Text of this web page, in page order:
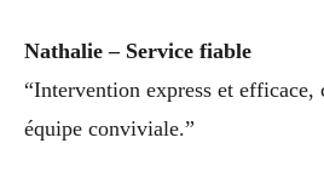
Nathalie – Service fiable
“Intervention express et efficace,
équipe conviviale.”